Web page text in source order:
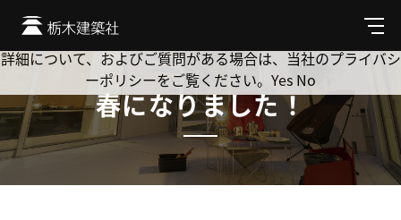
メ
ニ
ュ
春になりました！
Cookie を使用して、お客様の活動を追跡してもよろしいです
か? 当社ではお客様のプライバシーを極めて重視しています。
詳細について、およびご質問がある場合は、当社のプライバシ
ーポリシーをご覧ください。 Yes No